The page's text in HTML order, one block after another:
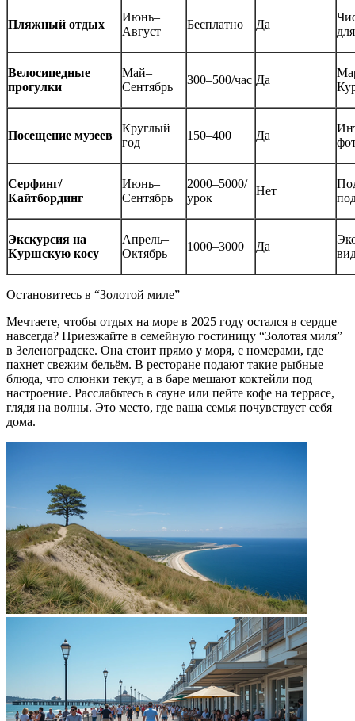
Пляжный отдых
Июнь–
Август
Бесплатно Да
Велосипедные
прогулки
Май–
Сентябрь
300–500/час Да
Посещение музеев
Круглый
год
150–400 Да
Серфинг/
Кайтбординг
Июнь–
Сентябрь
2000–5000/
урок
Нет
Экскурсия на
Куршскую косу
Апрель–
Октябрь
1000–3000 Да
Остановитесь в “Золотой миле”
Мечтаете, чтобы отдых на море в 2025 году остался в сердце
навсегда? Приезжайте в семейную гостиницу “Золотая миля”
в Зеленоградске. Она стоит прямо у моря, с номерами, где
пахнет свежим бельём. В ресторане подают такие рыбные
блюда, что слюнки текут, а в баре мешают коктейли под
настроение. Расслабьтесь в сауне или пейте кофе на террасе,
глядя на волны. Это место, где ваша семья почувствует себя
дома.